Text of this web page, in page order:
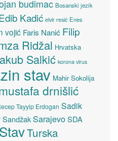
budimac Bosanski jezik
Kadić elvir resić Enes
vojić Faris Nanić Filip
Ridžal Hrvatska
Salkić korona virus
stav Mahir Sokolija
drnišlić
Tayyip Erdogan Sadik
SandžakSarajevoSDA
StavTurska